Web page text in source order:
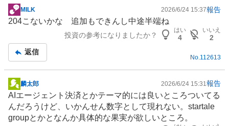
掲
示
事
MILK 2026/6/24 15:37報告
204こないかな 追加もできんし中途半端ね
投資の参考になりましたか？
はい
4
いいえ
2
返信
No. 112613
掲
示
板
記
麟太郎 2026/6/24 15:31 報告
AIエージェント 決済とかテーマ的には良いところついてる
んだろうけど、いかんせん数字として現れない。startale
groupとかとなんか具体的な果実が欲しいところ。